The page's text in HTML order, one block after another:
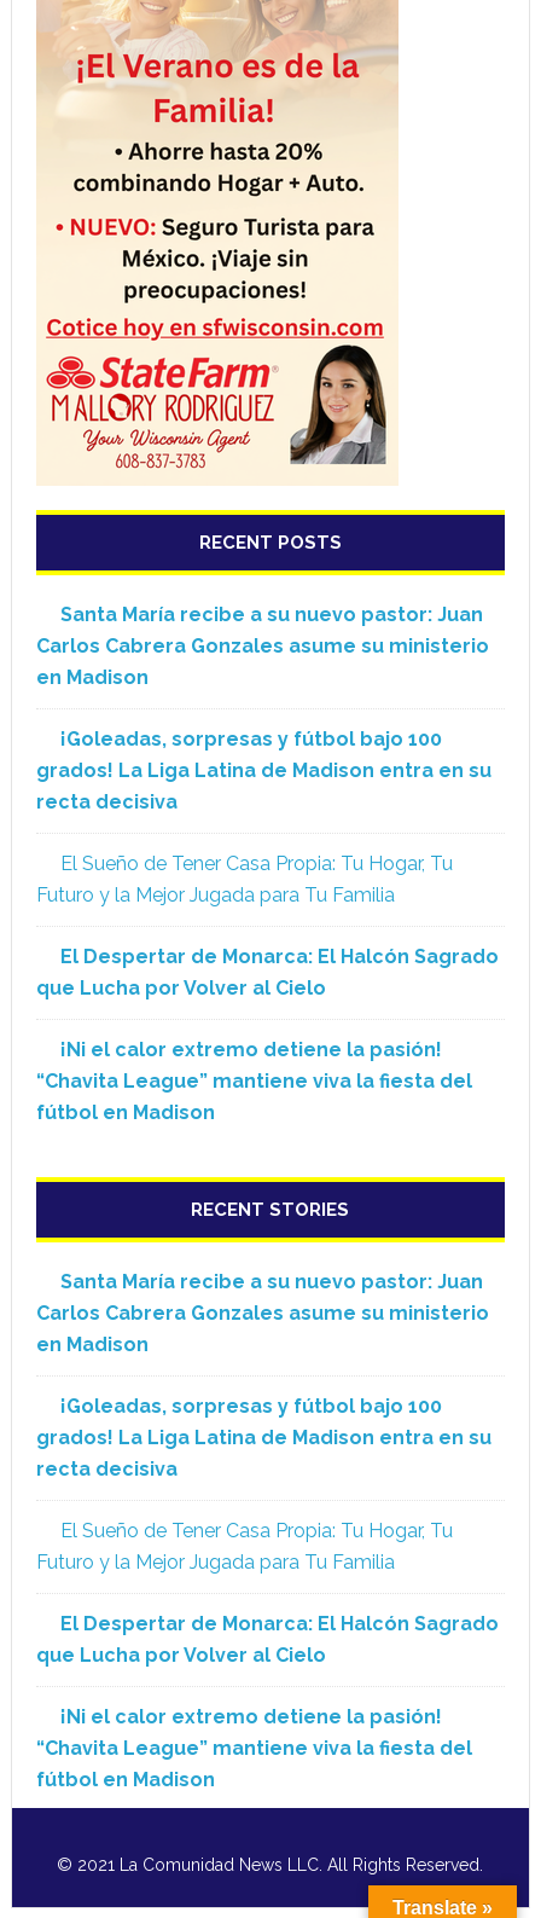
RECENT POSTS
Santa María recibe a su nuevo pastor: Juan
Carlos Cabrera Gonzales asume su ministerio
en Madison
¡Goleadas, sorpresas y fútbol bajo 100
grados! La Liga Latina de Madison entra en su
recta decisiva
El Sueño de Tener Casa Propia: Tu Hogar, Tu
Futuro y la Mejor Jugada para Tu Familia
El Despertar de Monarca: El Halcón Sagrado
que Lucha por Volver al Cielo
¡Ni el calor extremo detiene la pasión!
“Chavita League” mantiene viva la fiesta del
fútbol en Madison
RECENT STORIES
Santa María recibe a su nuevo pastor: Juan
Carlos Cabrera Gonzales asume su ministerio
en Madison
¡Goleadas, sorpresas y fútbol bajo 100
grados! La Liga Latina de Madison entra en su
recta decisiva
El Sueño de Tener Casa Propia: Tu Hogar, Tu
Futuro y la Mejor Jugada para Tu Familia
El Despertar de Monarca: El Halcón Sagrado
que Lucha por Volver al Cielo
¡Ni el calor extremo detiene la pasión!
“Chavita League” mantiene viva la fiesta del
fútbol en Madison
© 2021 La Comunidad News LLC. All Rights Reserved.
Translate »